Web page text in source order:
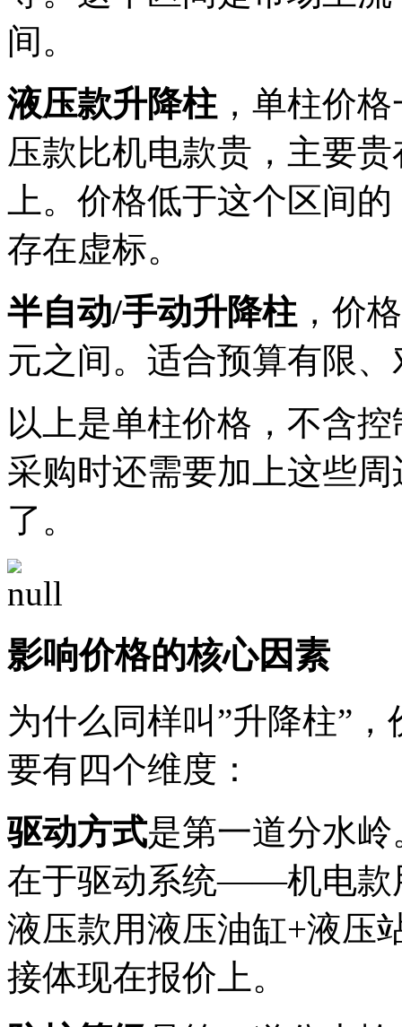
间。
液压款升降柱 ，单柱价
压款比机电款贵，主要
上。价格低于这个区间
存在虚标。
半自动/手动升降柱 ，价
元之间。适合预算有限
以上是单柱价格，不含
采购时还需要加上这些
了。
影响价格的核心因素
为什么同样叫”升降柱”
要有四个维度：
驱动方式是第一道分水
在于驱动系统——机电款
液压款用液压油缸+液压
接体现在报价上。